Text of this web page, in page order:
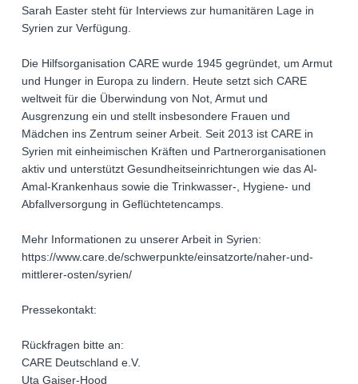
Sarah Easter steht für Interviews zur humanitären Lage in
Syrien zur Verfügung.
Die Hilfsorganisation CARE wurde 1945 gegründet, um Armut
und Hunger in Europa zu lindern. Heute setzt sich CARE
weltweit für die Überwindung von Not, Armut und
Ausgrenzung ein und stellt insbesondere Frauen und
Mädchen ins Zentrum seiner Arbeit. Seit 2013 ist CARE in
Syrien mit einheimischen Kräften und Partnerorganisationen
aktiv und unterstützt Gesundheitseinrichtungen wie das Al-
Amal-Krankenhaus sowie die Trinkwasser-, Hygiene- und
Abfallversorgung in Geflüchtetencamps.
Mehr Informationen zu unserer Arbeit in Syrien:
https://www.care.de/schwerpunkte/einsatzorte/naher-und-
mittlerer-osten/syrien/
Pressekontakt:
Rückfragen bitte an:
CARE Deutschland e.V.
Uta Gaiser-Hood